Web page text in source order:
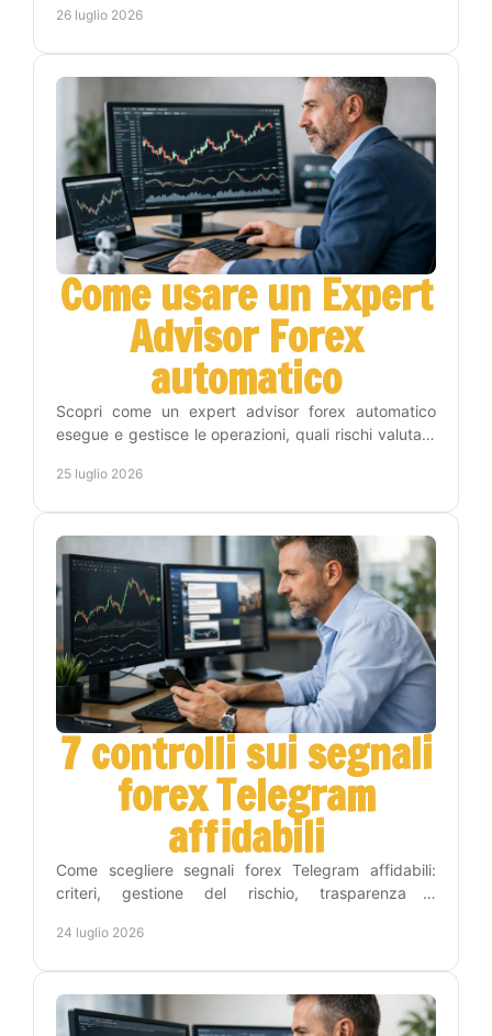
26 luglio 2026
Come usare un Expert
Advisor Forex
automatico
Scopri come un expert advisor forex automatico
esegue e gestisce le operazioni, quali rischi valutare
25 luglio 2026
7 controlli sui segnali
forex Telegram
affidabili
Come scegliere segnali forex Telegram affidabili:
criteri, gestione del rischio, trasparenza e
ogni giorno.
24 luglio 2026